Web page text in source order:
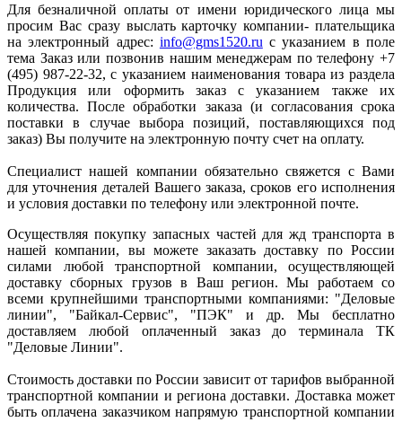
Для безналичной оплаты от имени юридического лица мы
просим Вас сразу выслать карточку компании- плательщика
на электронный адрес: info@gms1520.ru с указанием в поле
тема Заказ или позвонив нашим менеджерам по телефону +7
(495) 987-22-32, с указанием наименования товара из раздела
Продукция или оформить заказ с указанием также их
количества. После обработки заказа (и согласования срока
поставки в случае выбора позиций, поставляющихся под
заказ) Вы получите на электронную почту счет на оплату.
Специалист нашей компании обязательно свяжется с Вами
для уточнения деталей Вашего заказа, сроков его исполнения
и условия доставки по телефону или электронной почте.
Осуществляя покупку запасных частей для жд транспорта в
нашей компании, вы можете заказать доставку по России
силами любой транспортной компании, осуществляющей
доставку сборных грузов в Ваш регион. Мы работаем со
всеми крупнейшими транспортными компаниями: "Деловые
линии", "Байкал-Сервис", "ПЭК" и др. Мы бесплатно
доставляем любой оплаченный заказ до терминала ТК
"Деловые Линии".
Стоимость доставки по России зависит от тарифов выбранной
транспортной компании и региона доставки. Доставка может
быть оплачена заказчиком напрямую транспортной компании